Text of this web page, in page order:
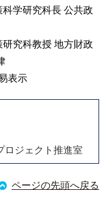
学研究科長 公共政
究科教授 地方財政
表示
ロジェクト推進室
ページの先頭へ戻る